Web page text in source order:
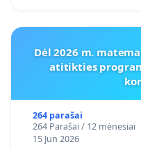
Dėl 2026 m.
atitikties
264 parašai
264 Parašai / 12 mėnesiai
15 Jun 2026